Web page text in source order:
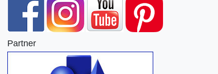
Partner